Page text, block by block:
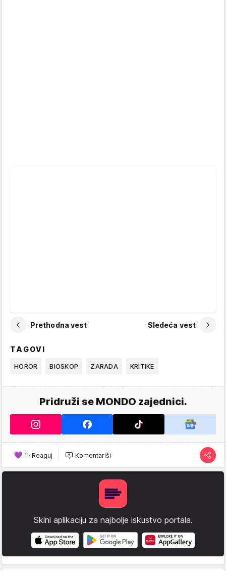
Prethodna vest Sledeća vest
TAGOVI
HOROR BIOSKOP ZARADA KRITIKE
Pridruži se MONDO zajednici.
1 · Reaguj Komentariši
Skini aplikaciju za najbolje iskustvo portala.